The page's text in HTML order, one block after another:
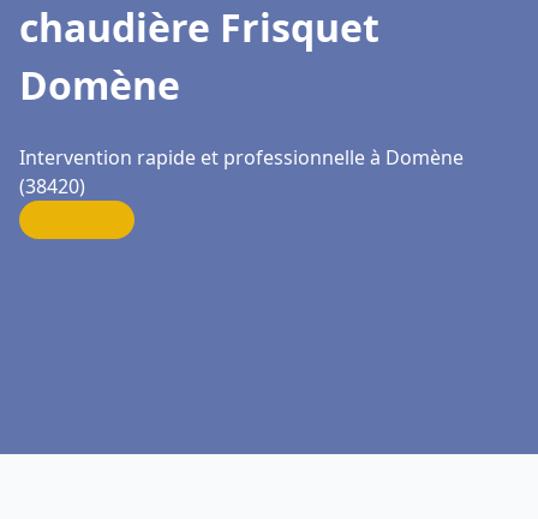
chaudière Frisquet
Domène
Intervention rapide et professionnelle à Domène
(38420)